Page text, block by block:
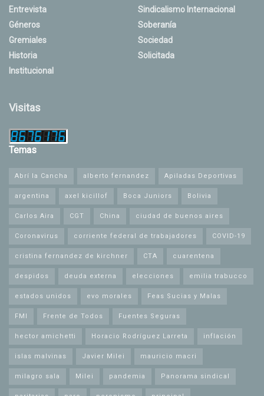
Entrevista
Géneros
Gremiales
Historia
Institucional
Sindicalismo Internacional
Soberanía
Sociedad
Solicitada
Visitas
Temas
Abrí la Cancha alberto fernandez Apiladas Deportivas
argentina axel kicillof Boca Juniors Bolivia
Carlos Aira CGT China ciudad de buenos aires
Coronavirus corriente federal de trabajadores COVID-19
cristina fernandez de kirchner CTA cuarentena
despidos deuda externa elecciones emilia trabucco
estados unidos evo morales Feas Sucias y Malas
FMI Frente de Todos Fuentes Seguras
hector amichetti Horacio Rodríguez Larreta inflación
islas malvinas Javier Milei mauricio macri
milagro sala Milei pandemia Panorama sindical